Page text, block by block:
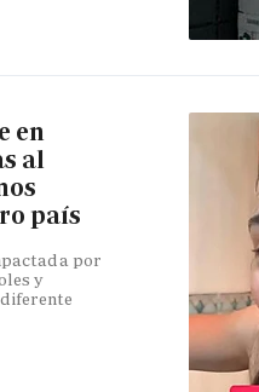
en
al
país
por
y